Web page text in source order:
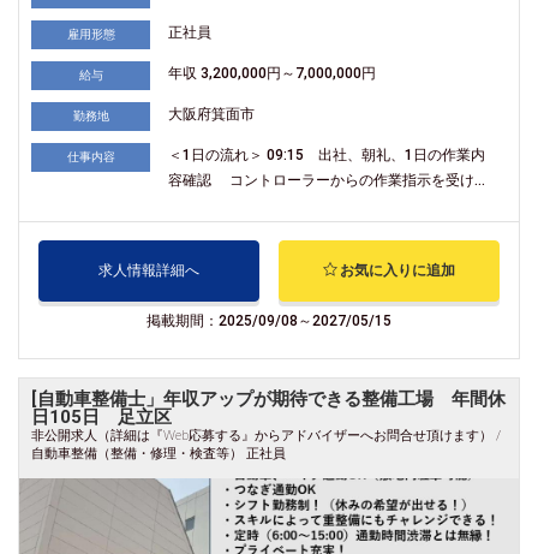
雇用形態 正社員
給与 年収 3,200,000円～7,000,000円
勤務地 大阪府箕面市
仕事内容
＜1日の流れ＞ 09:15 出社、朝礼、1日の作業内
容確認 コントローラーからの作業指示を受け...
求人情報詳細へ お気に入りに追加
掲載期間：2025/09/08～2027/05/15
[自動車整備士」年収アップが期待できる整備工場 年間休
日105日 足立区
非公開求人（詳細は『Web応募する』からアドバイザーへお問合せ頂けます） /
自動車整備（整備・修理・検査等） 正社員